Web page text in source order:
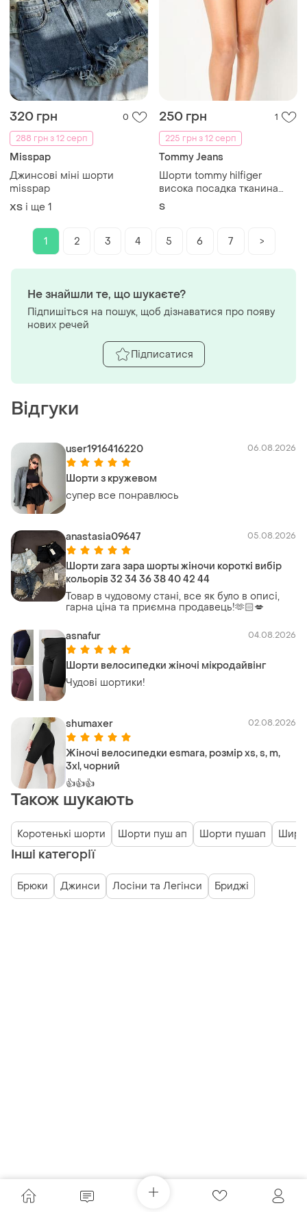
320 грн
0
288 грн з 12 серп
Misspap
Джинсові міні шорти
misspap
ХS і ще 1
250 грн
1
225 грн з 12 серп
Tommy Jeans
Шорти tommy hilfiger
висока посадка тканина
ліоцел
S
1 2 3 4 5 6 7 >
Відгуки
user1916416220 06.08.2026
Шорти з кружевом
супер все понравлюсь
anastasia09647 05.08.2026
Шорти zara зара шорты жіночи короткі вибір
кольорів 32 34 36 38 40 42 44
Товар в чудовому стані, все як було в описі,
гарна ціна та приємна продавець!🫶🏻💋
asnafur 04.08.2026
Шорти велосипедки жіночі мікродайвінг
Чудові шортики!
shumaxer 02.08.2026
Жіночі велосипедки esmara, розмір xs, s, m,
3xl, чорний
👍👍👍
Також шукають
Коротенькі шорти Шорти пуш ап Шорти пушап
Інші категорії
Брюки Джинси Лосіни та Легінси Бриджі
Не знайшли те, що шукаєте?
Підпишіться на пошук, щоб дізнаватися про появу
нових речей
Підписатися